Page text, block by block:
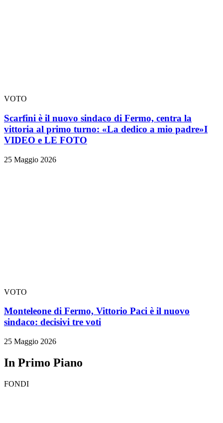
VOTO
Scarfini è il nuovo sindaco di Fermo, centra la
vittoria al primo turno: «La dedico a mio padre»I
VIDEO e LE FOTO
25 Maggio 2026
VOTO
Monteleone di Fermo, Vittorio Paci è il nuovo
sindaco: decisivi tre voti
25 Maggio 2026
In Primo Piano
FONDI